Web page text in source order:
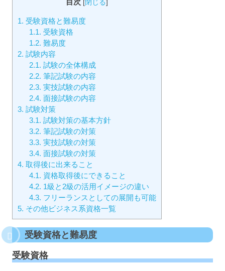
目次 [閉じる]
1. 受験資格と難易度
1.1. 受験資格
1.2. 難易度
2. 試験内容
2.1. 試験の全体構成
2.2. 筆記試験の内容
2.3. 実技試験の内容
2.4. 面接試験の内容
3. 試験対策
3.1. 試験対策の基本方針
3.2. 筆記試験の対策
3.3. 実技試験の対策
3.4. 面接試験の対策
4. 取得後に出来ること
4.1. 資格取得後にできること
4.2. 1級と2級の活用イメージの違い
4.3. フリーランスとしての展開も可能
5. その他ビジネス系資格一覧
受験資格と難易度
受験資格